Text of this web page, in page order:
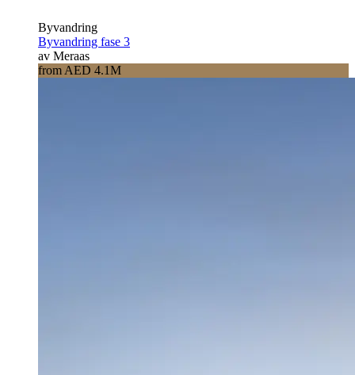
Byvandring
Byvandring fase 3
av Meraas
from AED 4.1M